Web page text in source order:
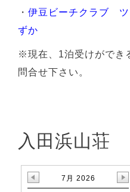
・ 伊豆ビーチクラブ ツ
ずか
※現在、1泊受けができ
問合せ下さい。
入田浜山荘
7月 2026